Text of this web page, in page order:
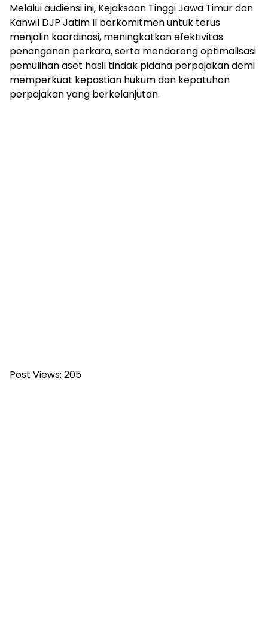
Melalui audiensi ini, Kejaksaan Tinggi Jawa Timur dan
Kanwil DJP Jatim II berkomitmen untuk terus
menjalin koordinasi, meningkatkan efektivitas
penanganan perkara, serta mendorong optimalisasi
pemulihan aset hasil tindak pidana perpajakan demi
memperkuat kepastian hukum dan kepatuhan
perpajakan yang berkelanjutan.
Post Views: 205